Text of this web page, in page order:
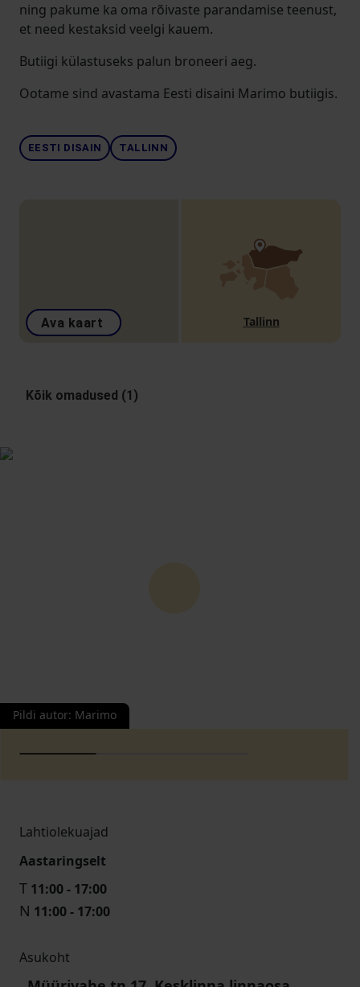
ning pakume ka oma rõivaste parandamise teenust,
et need kestaksid veelgi kauem.
Butiigi külastuseks palun broneeri aeg.
Ootame sind avastama Eesti disaini Marimo butiigis.
EESTI DISAIN TALLINN
Ava kaart Tallinn
Kõik omadused (1)
Pildi autor: Marimo
Lahtiolekuajad
Aastaringselt
T 11:00 - 17:00
N 11:00 - 17:00
Asukoht